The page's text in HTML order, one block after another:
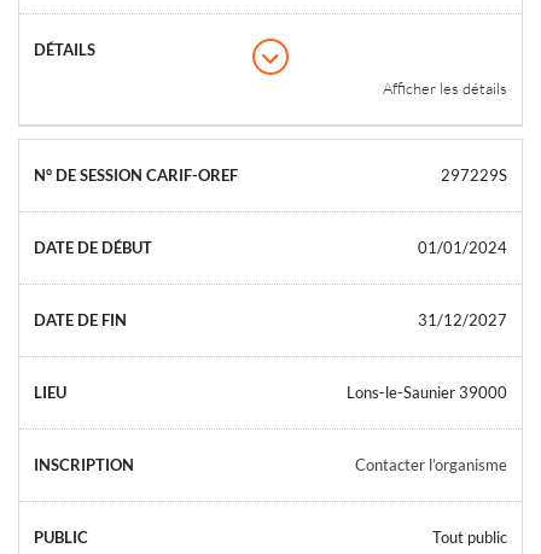
Afficher les détails
297229S
01/01/2024
31/12/2027
Lons-le-Saunier 39000
Contacter l’organisme
Tout public